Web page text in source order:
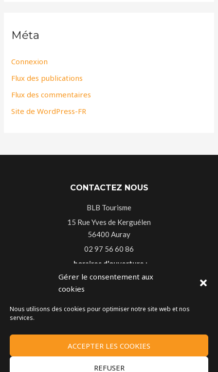
Gérer le consentement aux
cookies
Nous utilisons des cookies pour optimiser notre site web et nos
services.
ACCEPTER LES COOKIES
REFUSER
Méta
Connexion
Flux des publications
Flux des commentaires
Site de WordPress-FR
CONTACTEZ NOUS
BLB Tourisme
15 Rue Yves de Kerguélen
56400 Auray
02 97 56 60 86
horaires d'ouverture :
Du lundi au vendredi 9h30-13h00 14h-18h30
Le samedi 9h30-13h00
MENTIONS LÉGALES
Mentions légales